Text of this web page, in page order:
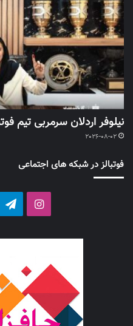
نیلوفر اردلان سرمربی تیم
2026-08-02
فوتبالز در شبکه های اجتماعی